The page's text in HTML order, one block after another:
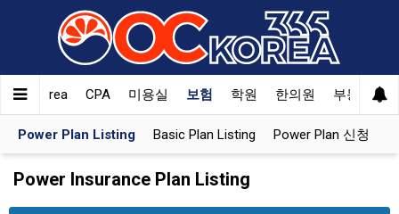
That Korea CPA 미용실 보험 학원 한의원 부동산
Power Plan Listing Basic Plan Listing Power Plan 신청
Power Insurance Plan Listing